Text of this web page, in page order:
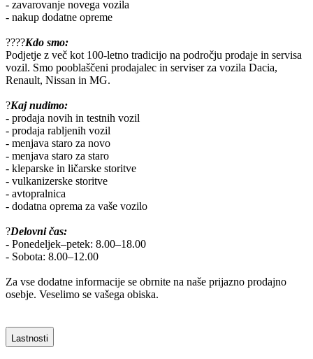
- zavarovanje novega vozila
- nakup dodatne opreme
?‍?‍?‍?Kdo smo:
Podjetje z več kot 100-letno tradicijo na področju prodaje in servisa
vozil. Smo pooblaščeni prodajalec in serviser za vozila Dacia,
Renault, Nissan in MG.
?Kaj nudimo:
- prodaja novih in testnih vozil
- prodaja rabljenih vozil
- menjava staro za novo
- menjava staro za staro
- kleparske in ličarske storitve
- vulkanizerske storitve
- avtopralnica
- dodatna oprema za vaše vozilo
?Delovni čas:
- Ponedeljek–petek: 8.00–18.00
- Sobota: 8.00–12.00
Za vse dodatne informacije se obrnite na naše prijazno prodajno
osebje. Veselimo se vašega obiska.
Lastnosti